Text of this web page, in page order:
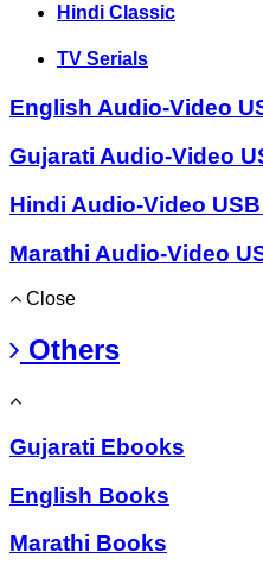
Hindi Classic
TV Serials
English Audio-Video
Gujarati Audio-Video
Hindi Audio-Video
Marathi Audio-Video
Close
Others
Gujarati Ebooks
English Books
Marathi Books